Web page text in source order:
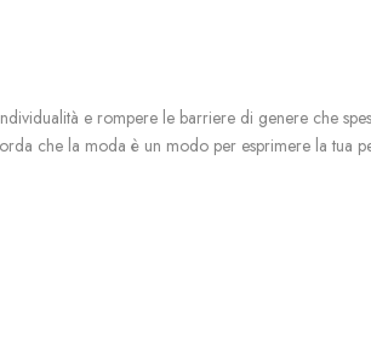
e rompere le barriere di genere che
che la moda è un modo per esprimere la